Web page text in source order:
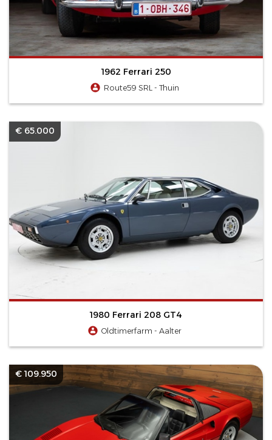
1962 Ferrari 250
Route59 SRL - Thuin
€ 65.000
1980 Ferrari 208 GT4
Oldtimerfarm - Aalter
€ 109.950